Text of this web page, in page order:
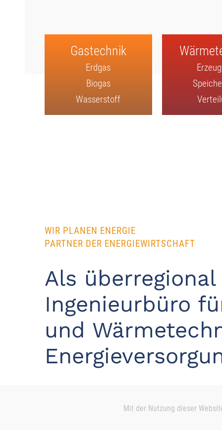
Gastechnik
Erdgas
Biogas
Wasserstoff
WIR PLANEN ENERGIE
PARTNER DER ENERGIEWIRTSCHAFT
Als
Ingenieurbüro
und
Mit der Nutzung dieser